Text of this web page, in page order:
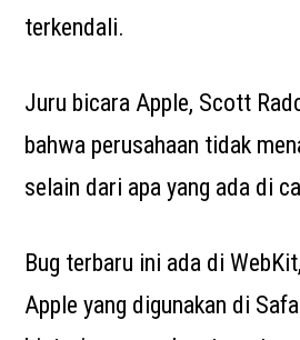
terkendali.
Juru bicara Apple, Scott
bahwa perusahaan tidak
selain dari apa yang ada di
Bug terbaru ini ada di
Apple yang digunakan di